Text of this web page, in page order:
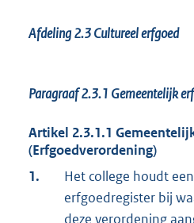
Afdeling 2.3 Cultureel erfgoed
Paragraaf 2.3.1 Gemeentelijk
Artikel 2.3.1.1
(Erfgoedverordening)
1.
Het college houdt
erfgoedregister bij
deze verordening